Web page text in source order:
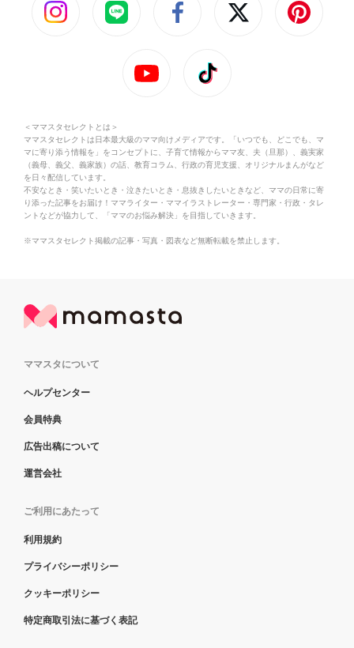
＜ママスタセレクトとは＞
ママスタセレクトは日本最大級のママ向けメディアです。「いつでも、どこでも、マ
マに寄り添う情報を」をコンセプトに、子育て情報からママ友、夫（旦那）、義実家
（義母、義父、義家族）の話、教育コラム、行政の育児支援、オリジナルまんがなど
を日々配信しています。
不安なとき・笑いたいとき・泣きたいとき・息抜きしたいときなど、ママの日常に寄
り添った記事をお届け！ママライター・ママイラストレーター・専門家・行政・タレ
ントなどが協力して、「ママのお悩み解決」を目指していきます。
※ママスタセレクト掲載の記事・写真・図表など無断転載を禁止します。
ママスタについて
ヘルプセンター
会員特典
広告出稿について
運営会社
ご利用にあたって
利用規約
プライバシーポリシー
クッキーポリシー
特定商取引法に基づく表記